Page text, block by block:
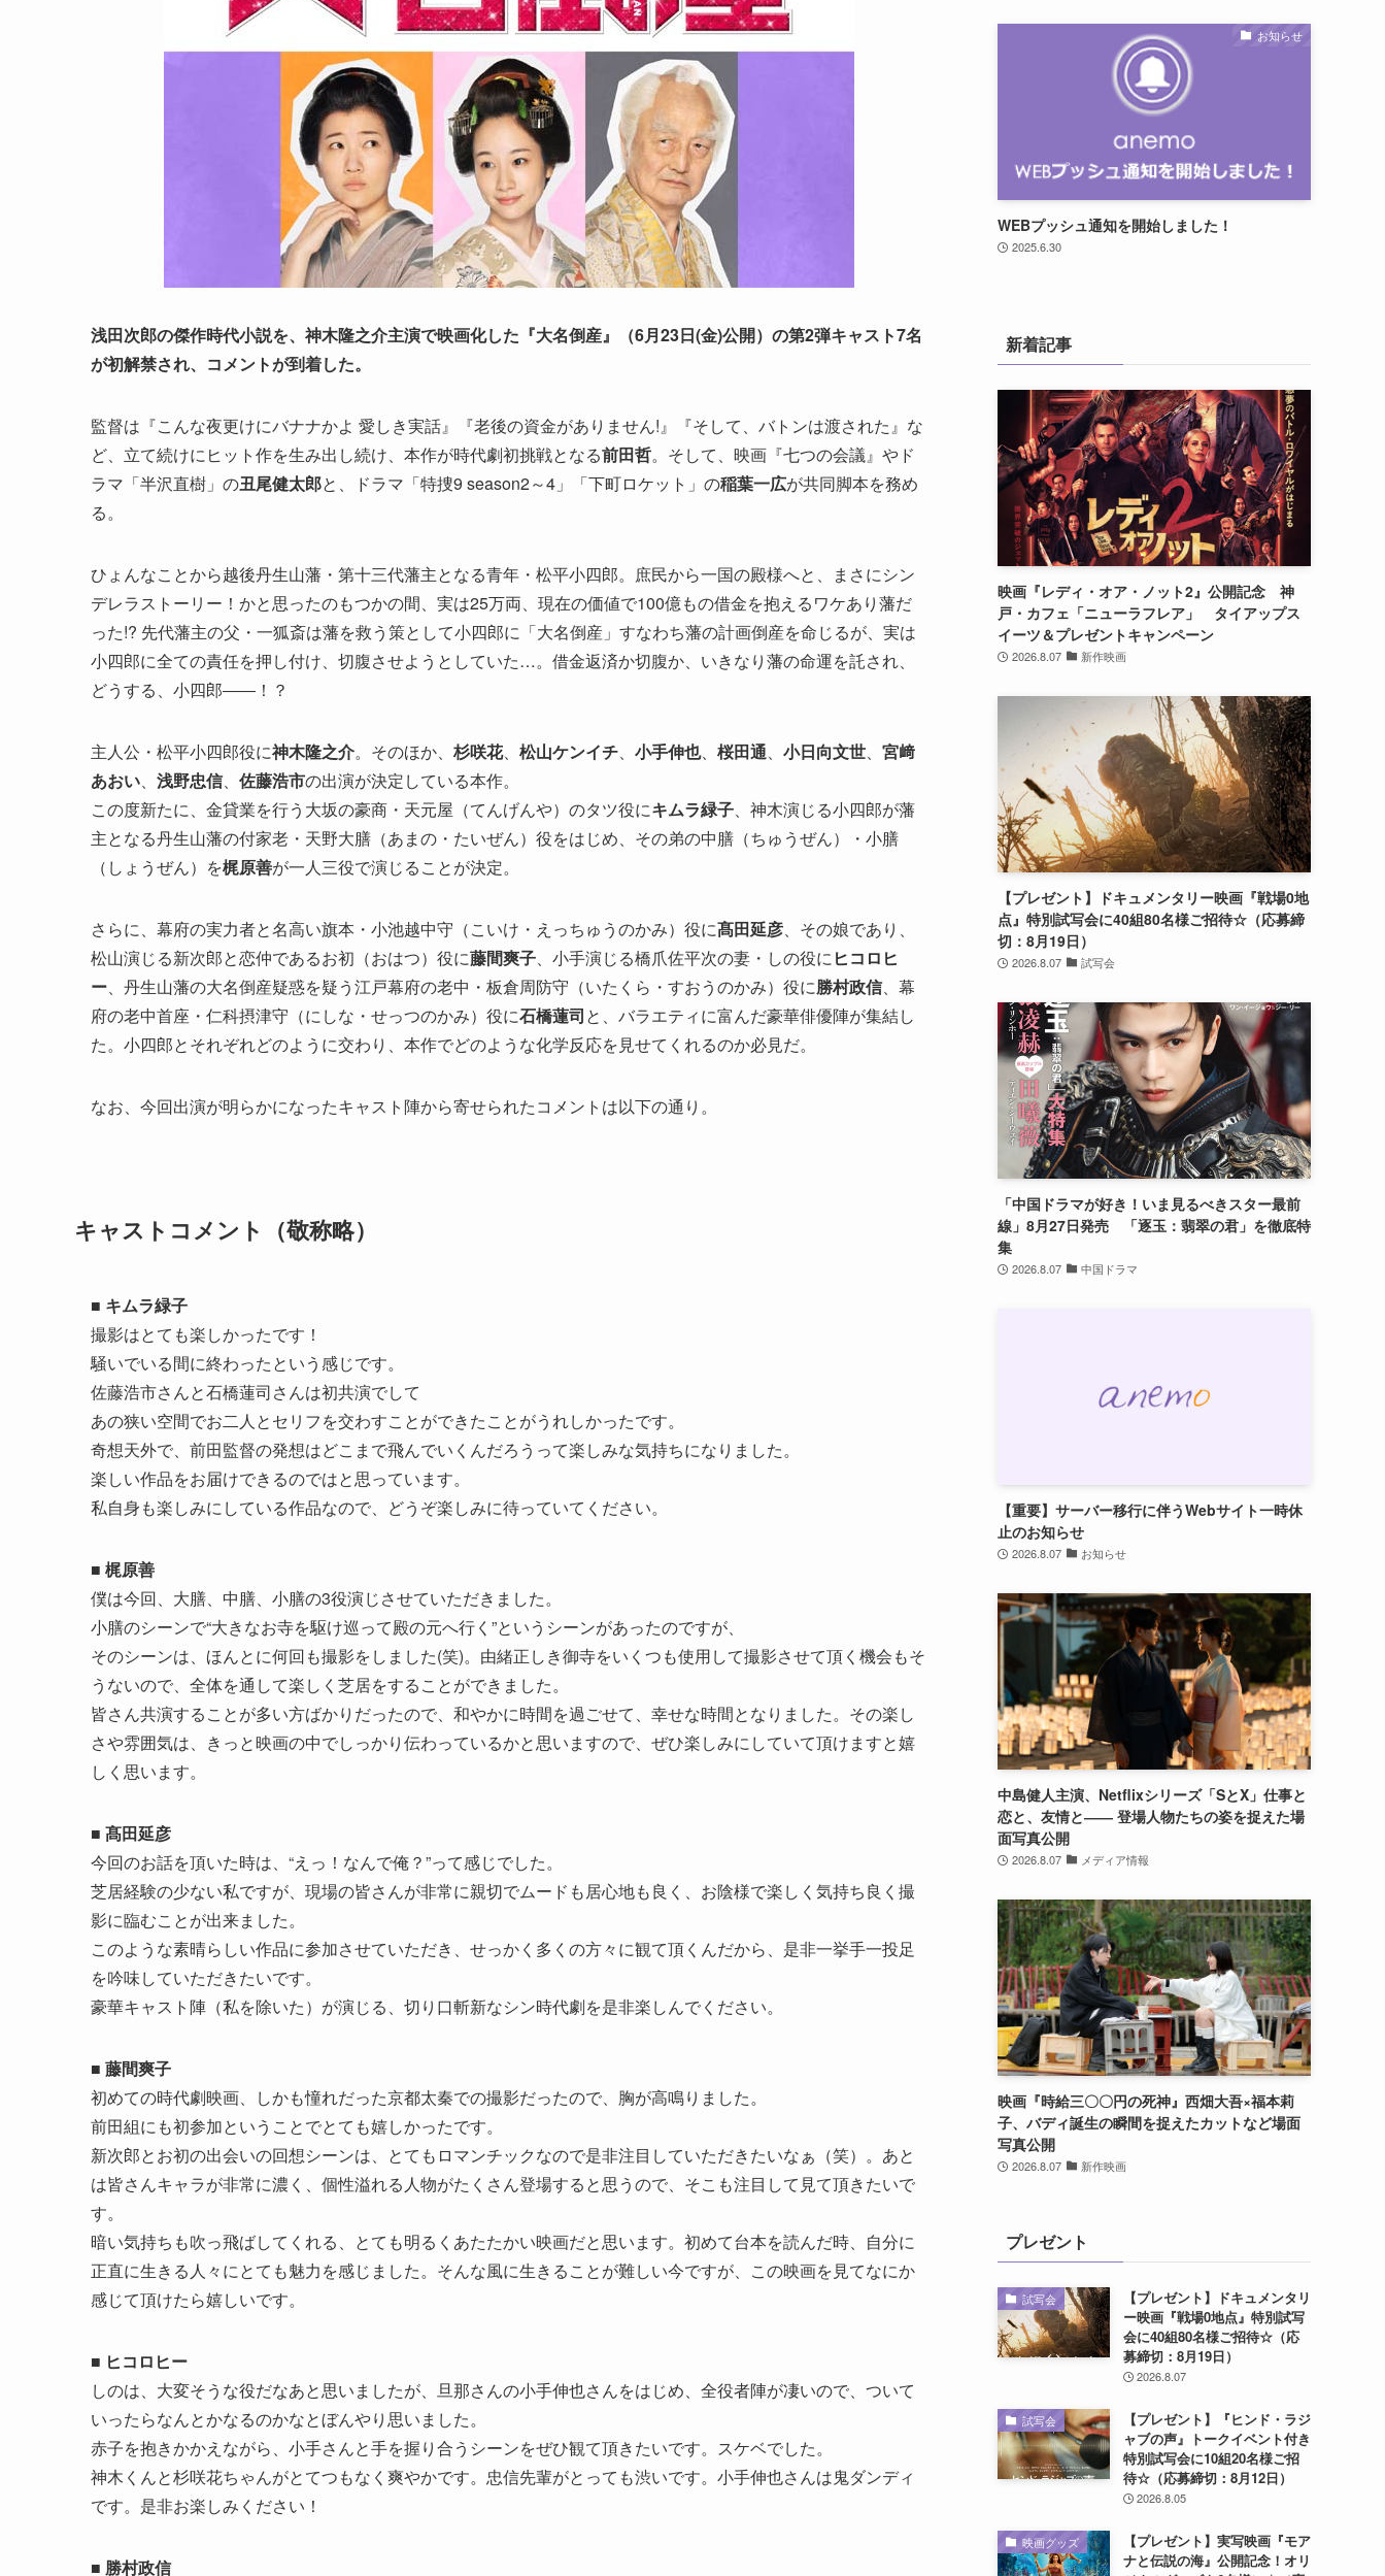
浅田次郎の傑作時代小説を、神木隆之介主演で映画化した『大名倒産』（6月23日(金)公開）の第2弾キャスト7名
が初解禁され、コメントが到着した。
監督は『こんな夜更けにバナナかよ 愛しき実話』『老後の資金がありません!』『そして、バトンは渡された』な
ど、立て続けにヒット作を生み出し続け、本作が時代劇初挑戦となる前田哲。そして、映画『七つの会議』やド
ラマ「半沢直樹」の丑尾健太郎と、ドラマ「特捜9 season2～4」「下町ロケット」の稲葉一広が共同脚本を務め
る。
ひょんなことから越後丹生山藩・第十三代藩主となる青年・松平小四郎。庶民から一国の殿様へと、まさにシン
デレラストーリー！かと思ったのもつかの間、実は25万両、現在の価値で100億もの借金を抱えるワケあり藩だ
った!? 先代藩主の父・一狐斎は藩を救う策として小四郎に「大名倒産」すなわち藩の計画倒産を命じるが、実は
小四郎に全ての責任を押し付け、切腹させようとしていた…。借金返済か切腹か、いきなり藩の命運を託され、
どうする、小四郎――！？
主人公・松平小四郎役に神木隆之介。そのほか、 杉咲花、 松山ケンイチ、 小手伸也、 桜田通、 小日向文世、 宮﨑
あおい、 浅野忠信、 佐藤浩市の出演が決定している本作。
この度新たに、金貸業を行う大坂の豪商・天元屋（てんげんや）のタツ役にキムラ緑子、神木演じる小四郎が藩
主となる丹生山藩の付家老・天野大膳（あまの・たいぜん）役をはじめ、その弟の中膳（ちゅうぜん）・小膳
（しょうぜん）を梶原善が一人三役で演じることが決定。
さらに、幕府の実力者と名高い旗本・小池越中守（こいけ・えっちゅうのかみ）役に髙田延彦、その娘であり、
松山演じる新次郎と恋仲であるお初（おはつ）役に藤間爽子、小手演じる橋爪佐平次の妻・しの役にヒコロヒ
ー、丹生山藩の大名倒産疑惑を疑う江戸幕府の老中・板倉周防守（いたくら・すおうのかみ）役に勝村政信、幕
府の老中首座・仁科摂津守（にしな・せっつのかみ）役に石橋蓮司と、バラエティに富んだ豪華俳優陣が集結し
た。小四郎とそれぞれどのように交わり、本作でどのような化学反応を見せてくれるのか必見だ。
なお、今回出演が明らかになったキャスト陣から寄せられたコメントは以下の通り。
キャストコメント（敬称略）
■ キムラ緑子
撮影はとても楽しかったです！
騒いでいる間に終わったという感じです。
佐藤浩市さんと石橋蓮司さんは初共演でして
あの狭い空間でお二人とセリフを交わすことができたことがうれしかったです。
奇想天外で、前田監督の発想はどこまで飛んでいくんだろうって楽しみな気持ちになりました。
楽しい作品をお届けできるのではと思っています。
私自身も楽しみにしている作品なので、どうぞ楽しみに待っていてください。
■ 梶原善
僕は今回、大膳、中膳、小膳の3役演じさせていただきました。
小膳のシーンで“大きなお寺を駆け巡って殿の元へ行く”というシーンがあったのですが、
そのシーンは、ほんとに何回も撮影をしました(笑)。由緒正しき御寺をいくつも使用して撮影させて頂く機会もそ
うないので、全体を通して楽しく芝居をすることができました。
皆さん共演することが多い方ばかりだったので、和やかに時間を過ごせて、幸せな時間となりました。その楽し
さや雰囲気は、きっと映画の中でしっかり伝わっているかと思いますので、ぜひ楽しみにしていて頂けますと嬉
しく思います。
■ 髙田延彦
今回のお話を頂いた時は、“えっ！なんで俺？”って感じでした。
芝居経験の少ない私ですが、現場の皆さんが非常に親切でムードも居心地も良く、お陰様で楽しく気持ち良く撮
影に臨むことが出来ました。
このような素晴らしい作品に参加させていただき、せっかく多くの方々に観て頂くんだから、是非一挙手一投足
を吟味していただきたいです。
豪華キャスト陣（私を除いた）が演じる、切り口斬新なシン時代劇を是非楽しんでください。
■ 藤間爽子
初めての時代劇映画、しかも憧れだった京都太秦での撮影だったので、胸が高鳴りました。
前田組にも初参加ということでとても嬉しかったです。
新次郎とお初の出会いの回想シーンは、とてもロマンチックなので是非注目していただきたいなぁ（笑）。あと
は皆さんキャラが非常に濃く、個性溢れる人物がたくさん登場すると思うので、そこも注目して見て頂きたいで
す。
暗い気持ちも吹っ飛ばしてくれる、とても明るくあたたかい映画だと思います。初めて台本を読んだ時、自分に
正直に生きる人々にとても魅力を感じました。そんな風に生きることが難しい今ですが、この映画を見てなにか
感じて頂けたら嬉しいです。
■ ヒコロヒー
しのは、大変そうな役だなあと思いましたが、旦那さんの小手伸也さんをはじめ、全役者陣が凄いので、ついて
いったらなんとかなるのかなとぼんやり思いました。
赤子を抱きかかえながら、小手さんと手を握り合うシーンをぜひ観て頂きたいです。スケベでした。
神木くんと杉咲花ちゃんがとてつもなく爽やかです。忠信先輩がとっても渋いです。小手伸也さんは鬼ダンディ
です。是非お楽しみください！
■ 勝村政信
お知らせ
WEBプッシュ通知を開始しました！
2025.6.30
新着記事
映画『レディ・オア・ノット2』公開記念 神
戸・カフェ「ニューラフレア」 タイアップス
イーツ＆プレゼントキャンペーン
2026.8.07 新作映画
【プレゼント】ドキュメンタリー映画『戦場0地
点』特別試写会に40組80名様ご招待☆（応募締
切：8月19日）
2026.8.07 試写会
「中国ドラマが好き！いま見るべきスター最前
線」8月27日発売 「逐玉：翡翠の君」を徹底特
集
2026.8.07 中国ドラマ
【重要】サーバー移行に伴うWebサイト一時休
止のお知らせ
2026.8.07 お知らせ
中島健人主演、Netflixシリーズ「SとX」仕事と
恋と、友情と―― 登場人物たちの姿を捉えた場
面写真公開
2026.8.07 メディア情報
映画『時給三〇〇円の死神』西畑大吾×福本莉
子、バディ誕生の瞬間を捉えたカットなど場面
写真公開
2026.8.07 新作映画
プレゼント
試写会
【プレゼント】ドキュメンタリ
ー映画『戦場0地点』特別試写
会に40組80名様ご招待☆（応
募締切：8月19日）
2026.8.07
試写会
【プレゼント】『ヒンド・ラジ
ャブの声』トークイベント付き
特別試写会に10組20名様ご招
待☆（応募締切：8月12日）
2026.8.05
映画グッズ
【プレゼント】実写映画『モア
ナと伝説の海』公開記念！オリ